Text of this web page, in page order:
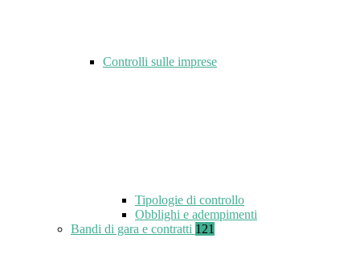
Controlli sulle imprese
Tipologie di controllo
Obblighi e adempimenti
Bandi di gara e contratti 121